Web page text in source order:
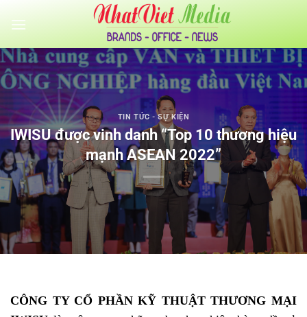
qua
dung
TIN TỨC - SỰ KIỆN
IWISU được vinh danh “Top 10 thương hiệu
mạnh ASEAN 2022”
CÔNG TY CỔ PHẦN KỸ THUẬT THƯƠNG MẠI